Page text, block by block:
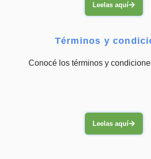
Leelas aquí
Términos y
Conocé los términos y
Leelas aquí